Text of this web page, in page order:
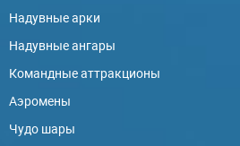
Надувные арки
Надувные ангары
Командные аттракционы
Аэромены
Чудо шары